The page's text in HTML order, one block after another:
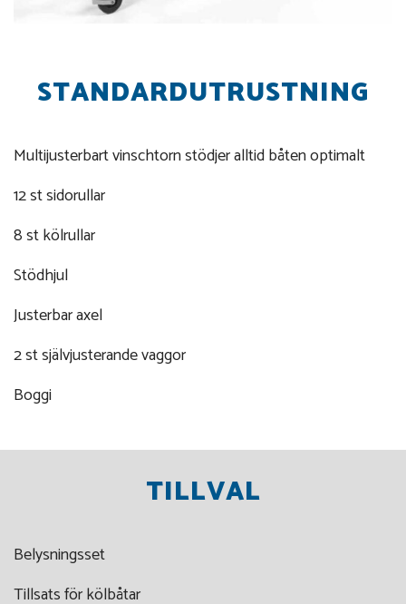
STANDARDUTRUSTNING
Multijusterbart vinschtorn stödjer alltid båten optimalt
12 st sidorullar
8 st kölrullar
Stödhjul
Justerbar axel
2 st självjusterande vaggor
Boggi
TILLVAL
Belysningsset
Tillsats för kölbåtar